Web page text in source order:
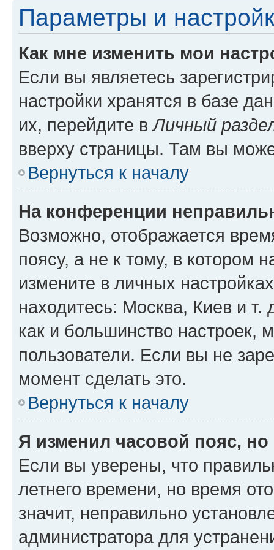
Параметры и
Как мне изменить мои
Если вы являетесь
настройки хранятся в базе
их, перейдите вЛичный
вверху страницы. Там вы
Вернуться к началу
На конференции
Возможно, отображается
поясу, а не к тому, в котором
измените в личных
находитесь: Москва, Киев и т.
как и большинство настроек,
пользователи. Если вы не
момент сделать это.
Вернуться к началу
Я изменил часовой пояс,
Если вы уверены, что
летнего времени, но время
значит, неправильно
администратора для